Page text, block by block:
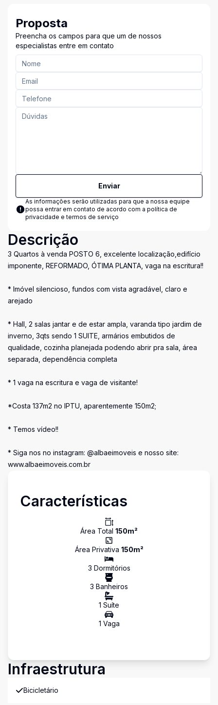
Proposta
Preencha os campos para que um de nossos
especialistas entre em contato
Enviar
As informações serão utilizadas para que a nossa equipe
possa entrar em contato de acordo com a política de
privacidade e termos de serviço
Descrição
3 Quartos à venda POSTO 6, excelente localização,edifício
imponente, REFORMADO, ÓTIMA PLANTA, vaga na escritura!!
* Imóvel silencioso, fundos com vista agradável, claro e
arejado
* Hall, 2 salas jantar e de estar ampla, varanda tipo jardim de
inverno, 3qts sendo 1 SUITE, armários embutidos de
qualidade, cozinha planejada podendo abrir pra sala, área
separada, dependência completa
* 1 vaga na escritura e vaga de visitante!
*Costa 137m2 no IPTU, aparentemente 150m2;
* Temos vídeo!!
* Siga nos no instagram: @albaeimoveis e nosso site:
www.albaeimoveis.com.br
Características
Área Total 150m²
Área Privativa 150m²
3 Dormitórios
3 Banheiros
1 Suíte
1 Vaga
Infraestrutura
Bicicletário